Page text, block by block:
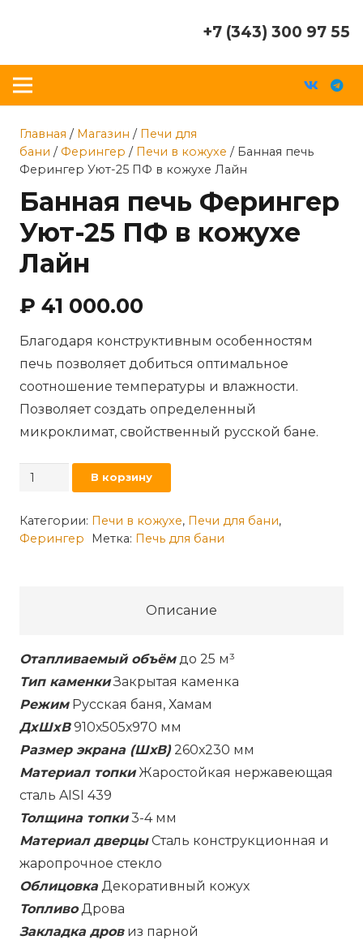
+7 (343) 300 97 55
Главная / Магазин / Печи для
бани / Ферингер / Печи в кожухе / Банная печь
Ферингер Уют-25 ПФ в кожухе Лайн
Банная печь Ферингер
Уют-25 ПФ в кожухе
Лайн
₽ 41 000.00
Благодаря конструктивным особенностям
печь позволяет добиться оптимальное
соотношение температуры и влажности.
Позволяет создать определенный
микроклимат, свойственный русской бане.
Количество
Банная
печь
кожухе
Лайн
В корзину
Категории: Печи в кожухе, Печи для бани,
Ферингер
Метка: Печь для бани
Описание
Отапливаемый объёмдо 25 м³
Тип каменкиЗакрытая каменка
РежимРусская баня, Хамам
ДxШxВ910х505х970 мм
Размер экрана (ШхВ)260х230 мм
Материал топкиЖаростойкая нержавеющая
сталь AISI 439
Толщина топки3-4 мм
Материал дверцыСталь конструкционная и
жаропрочное стекло
Облицовка Декоративный кожух
ТопливоДрова
Закладка дровиз парной